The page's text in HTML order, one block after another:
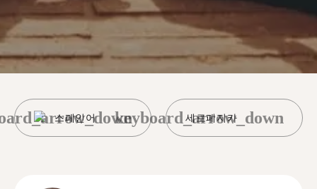
스페인어 세로페지카
keyboard_arrow_down